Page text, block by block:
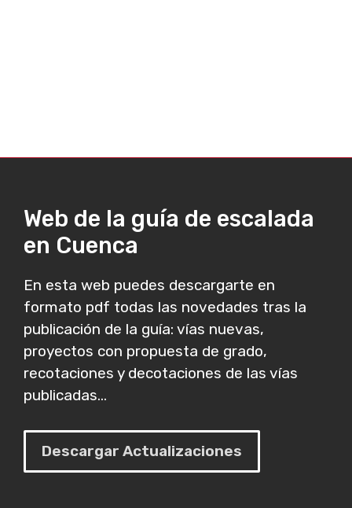
Web de la guía de escalada
en Cuenca
En esta web puedes descargarte en
formato pdf todas las novedades tras la
publicación de la guía: vías nuevas,
proyectos con propuesta de grado,
recotaciones y decotaciones de las vías
publicadas...
Descargar Actualizaciones